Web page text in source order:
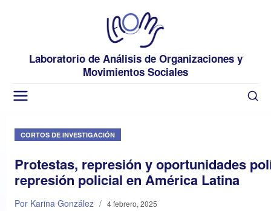
Laboratorio de Análisis de Organizaciones y
Movimientos Sociales
CORTOS DE INVESTIGACIÓN
Protestas, represión y oportunidades
represión policial en América Latina
Por Karina González / 4 febrero, 2025